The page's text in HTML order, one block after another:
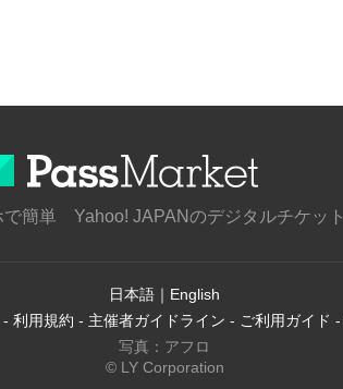
で簡単 Yahoo! JAPANのデジタルチケット
日本語 ｜ English
- 利用規約 - 主催者ガイドライン - ご利用ガイド -
写真：アフロ
© LY Corporation